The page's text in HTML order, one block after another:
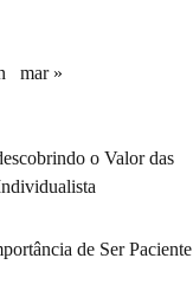
mar »
o Valor das
de Ser Paciente